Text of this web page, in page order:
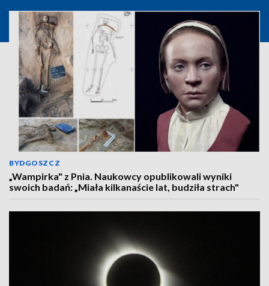
BYDGOSZCZ
„Wampirka" z Pnia. Naukowcy opublikowali wyniki
swoich badań: „Miała kilkanaście lat, budziła strach"